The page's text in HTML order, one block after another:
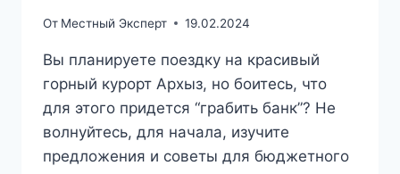
От Местный Эксперт 19.02.2024
Вы планируете поездку на красивый
горный курорт Архыз, но боитесь, что
для этого придется “грабить банк”? Не
волнуйтесь, для начала, изучите
предложения и советы для бюджетного